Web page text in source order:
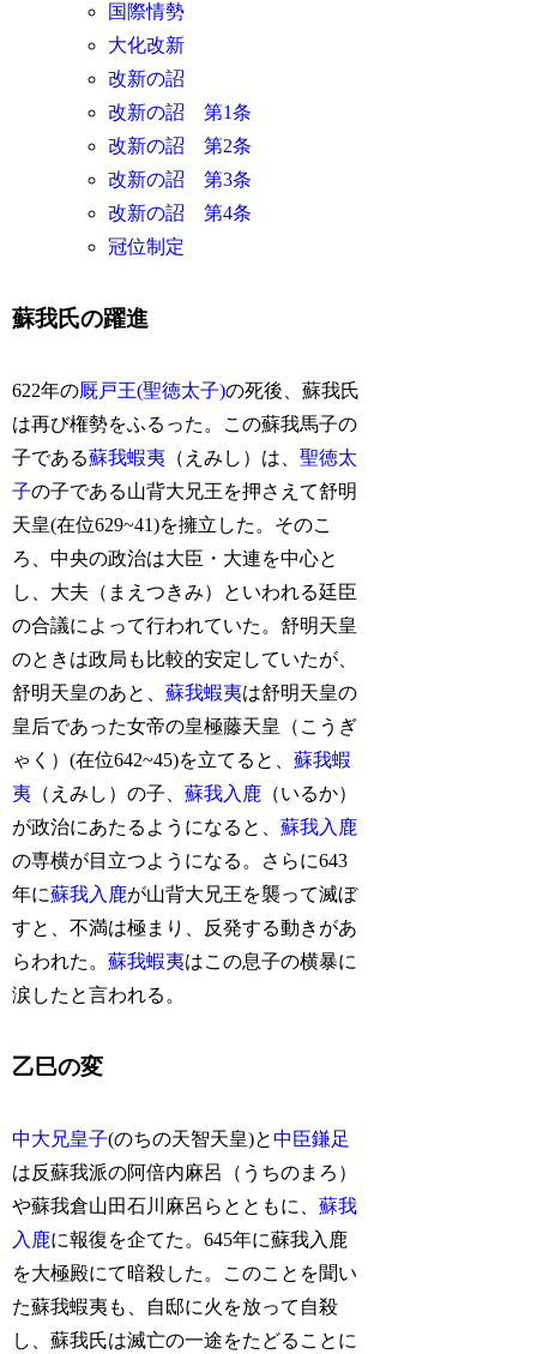
国際情勢
大化改新
改新の詔
改新の詔 第1条
改新の詔 第2条
改新の詔 第3条
改新の詔 第4条
冠位制定
蘇我氏の躍進
622年の厩戸王(聖徳太子)の死後、蘇我氏
は再び権勢をふるった。この蘇我馬子の
子である蘇我蝦夷 （えみし）は、聖徳太
子の子である山背大兄王を押さえて舒明
天皇(在位629~41)を擁立した。そのこ
ろ、中央の政治は大臣・大連を中心と
し、大夫（まえつきみ）といわれる廷臣
の合議によって行われていた。舒明天皇
のときは政局も比較的安定していたが、
舒明天皇のあと、蘇我蝦夷は舒明天皇の
皇后であった女帝の皇極藤天皇（こうぎ
ゃく）(在位642~45)を立てると、蘇我蝦
夷 （えみし）の子、蘇我入鹿 （いるか）
が政治にあたるようになると、蘇我入鹿
の専横が目立つようになる。さらに643
年に蘇我入鹿が山背大兄王を襲って滅ぼ
すと、不満は極まり、反発する動きがあ
らわれた。蘇我蝦夷はこの息子の横暴に
涙したと言われる。
乙巳の変
中大兄皇子(のちの天智天皇)と中臣鎌足
は反蘇我派の阿倍内麻呂（うちのまろ）
や蘇我倉山田石川麻呂らとともに、蘇我
入鹿に報復を企てた。645年に蘇我入鹿
を大極殿にて暗殺した。このことを聞い
た蘇我蝦夷も、自邸に火を放って自殺
し、蘇我氏は滅亡の一途をたどることに